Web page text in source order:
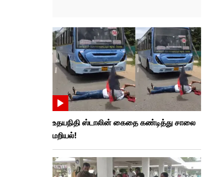
உதயநிதி ஸ்டாலின் கைதை கண்டித்து சாலை
மறியல்!